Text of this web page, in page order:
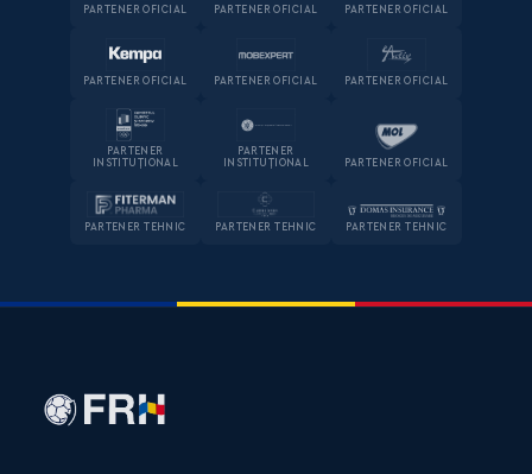
PARTENER OFICIAL PARTENER OFICIAL PARTENER OFICIAL
PARTENER OFICIAL PARTENER OFICIAL PARTENER OFICIAL
PARTENER
INSTITUȚIONAL
PARTENER
INSTITUȚIONAL
PARTENER OFICIAL
PARTENER TEHNIC PARTENER TEHNIC PARTENER TEHNIC